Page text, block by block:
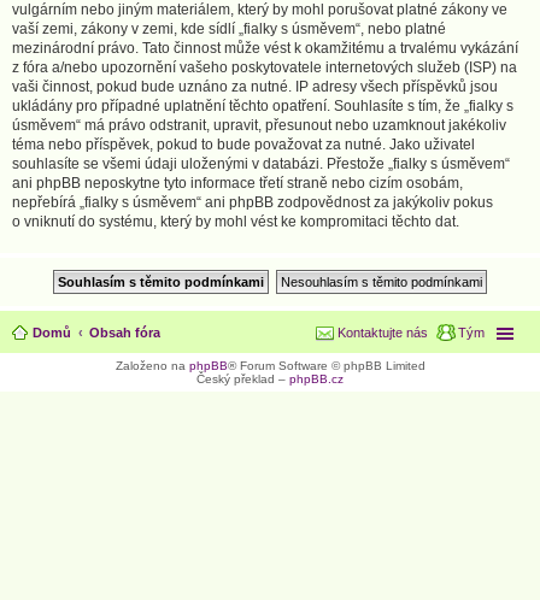
vulgárním nebo jiným materiálem, který by mohl porušovat platné zákony ve
vaší zemi, zákony v zemi, kde sídlí „fialky s úsměvem“, nebo platné
mezinárodní právo. Tato činnost může vést k okamžitému a trvalému vykázání
z fóra a/nebo upozornění vašeho poskytovatele internetových služeb (ISP) na
vaši činnost, pokud bude uznáno za nutné. IP adresy všech příspěvků jsou
ukládány pro případné uplatnění těchto opatření. Souhlasíte s tím, že „fialky s
úsměvem“ má právo odstranit, upravit, přesunout nebo uzamknout jakékoliv
téma nebo příspěvek, pokud to bude považovat za nutné. Jako uživatel
souhlasíte se všemi údaji uloženými v databázi. Přestože „fialky s úsměvem“
ani phpBB neposkytne tyto informace třetí straně nebo cizím osobám,
nepřebírá „fialky s úsměvem“ ani phpBB zodpovědnost za jakýkoliv pokus
o vniknutí do systému, který by mohl vést ke kompromitaci těchto dat.
Domů Obsah fóra Tým
Kontaktujte nás
Založeno na phpBB® Forum Software © phpBB Limited
Český překlad – phpBB.cz